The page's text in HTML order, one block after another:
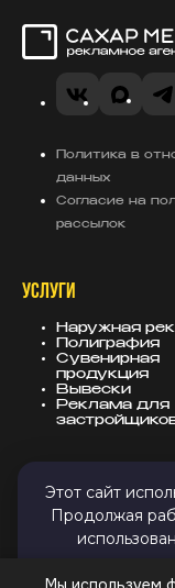
VK MAX
Политика в
данных
Согласие на
рассылок
УСЛУГИ
Наружная
Полиграфия
Сувенирная
продукция
Вывески
Реклама для
КОНТАКТЫ
8 (343) 247-
Этот сайт
Продолжая